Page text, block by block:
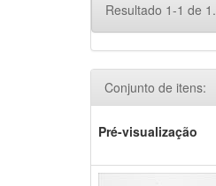
Resultado 1-1 de 1.
Conjunto de itens:
Pré-visualização